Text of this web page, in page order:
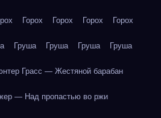
Горох Горох Горох Горох
Груша Груша Груша Груша
Грасс — Жестяной барабан
— Над пропастью во ржи